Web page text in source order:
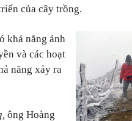
của cây trồng.
khả năng ảnh
và các hoạt
năng xảy ra
ông Hoàng